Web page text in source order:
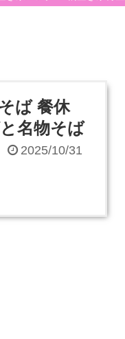
ば 餐休
名物そば
2025/10/31